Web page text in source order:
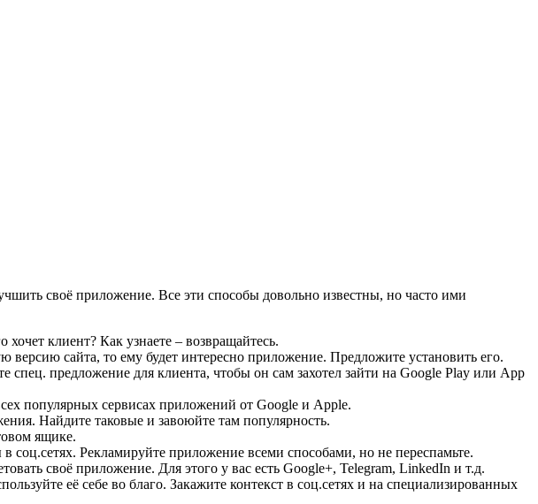
своё приложение. Все эти способы довольно известны, но часто ими
клиент? Как узнаете – возвращайтесь.
версию сайта, то ему будет интересно приложение. Предложите установить его.
спец. предложение для клиента, чтобы он сам захотел зайти на Google Play или App
популярных сервисах приложений от Google и Apple.
Найдите таковые и завоюйте там популярность.
ящике.
Рекламируйте приложение всеми способами, но не переспамьте.
своё приложение. Для этого у вас есть Google+, Telegram, LinkedIn и т.д.
её себе во благо. Закажите контекст в соц.сетях и на специализированных